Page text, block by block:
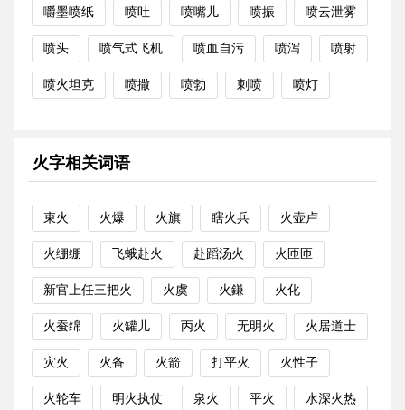
嚼墨喷纸 喷吐 喷嘴儿 喷振 喷云泄雾
喷头 喷气式飞机 喷血自污 喷泻 喷射
喷火坦克 喷撒 喷勃 刺喷 喷灯
火字相关词语
束火 火爆 火旗 瞎火兵 火壶卢
火绷绷 飞蛾赴火 赴蹈汤火 火匝匝
新官上任三把火 火虞 火鎌 火化
火蚕绵 火罐儿 丙火 无明火 火居道士
灾火 火备 火箭 打平火 火性子
火轮车 明火执仗 泉火 平火 水深火热